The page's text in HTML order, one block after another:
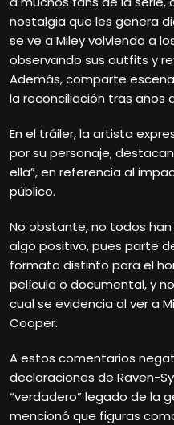
nostalgia que les genera
se ve a Miley volviendo a
observando sus outfits y
Además, comparte
la reconciliación tras años
En el tráiler, la artista
por su personaje,
ella”, en referencia al
público.
No obstante, no todos
algo positivo, pues parte
formato distinto para el
película o documental, y
cual se evidencia al ver a
Cooper.
A estos comentarios
declaraciones de Raven-
“verdadero” legado de la
mencionó que figuras